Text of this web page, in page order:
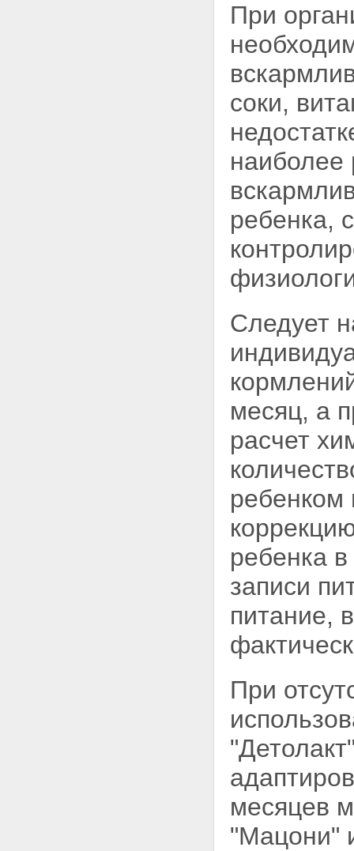
При
соки,
наиболее
ребенка,
Следует
месяц, а
расчет
ребенком
ребенка
записи
питание,
При
месяцев
"Мацони"